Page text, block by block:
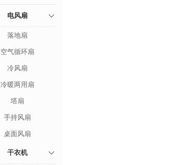
电风扇
落地扇
空气循环扇
冷风扇
冷暖两用扇
塔扇
手持风扇
桌面风扇
干衣机